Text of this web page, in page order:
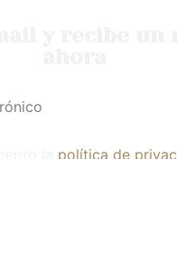
política de